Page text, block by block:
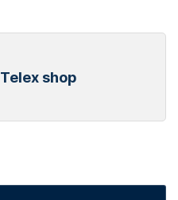
Telex shop